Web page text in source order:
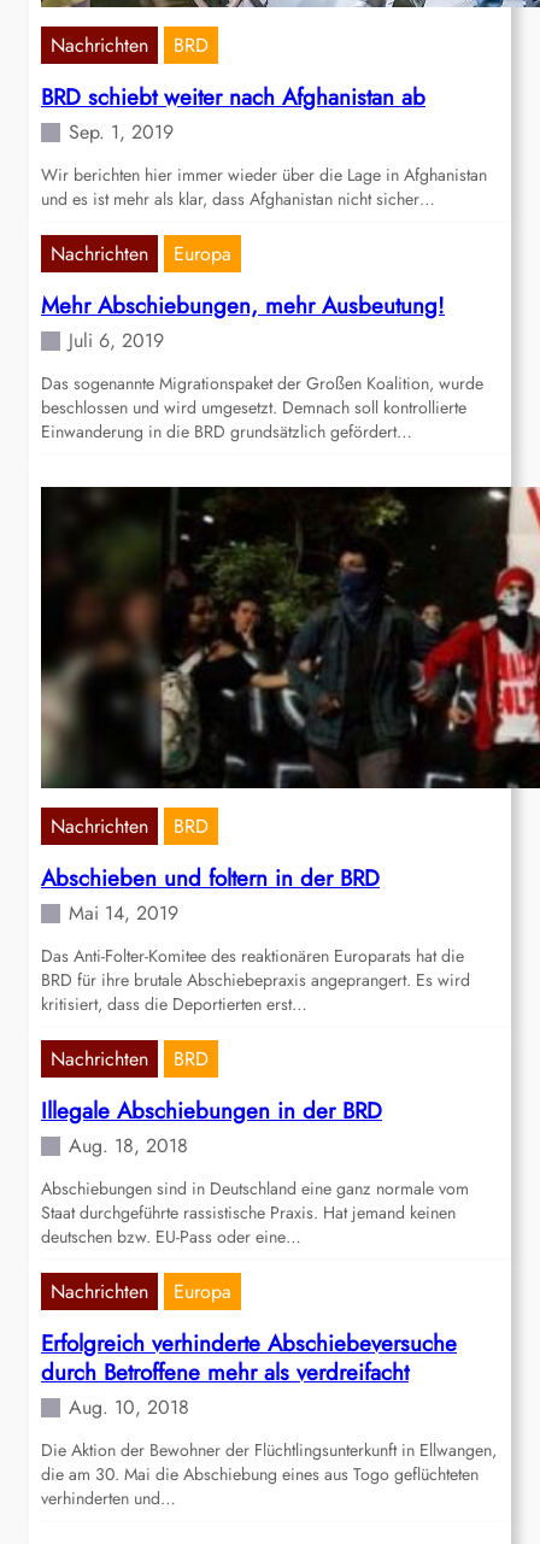
Nachrichten BRD
BRD schiebt weiter nach Afghanistan ab
Sep. 1, 2019
Wir berichten hier immer wieder über die Lage in Afghanistan
und es ist mehr als klar, dass Afghanistan nicht sicher…
Nachrichten Europa
Mehr Abschiebungen, mehr Ausbeutung!
Juli 6, 2019
Das sogenannte Migrationspaket der Großen Koalition, wurde
beschlossen und wird umgesetzt. Demnach soll kontrollierte
Einwanderung in die BRD grundsätzlich gefördert…
Nachrichten BRD
Abschieben und foltern in der BRD
Mai 14, 2019
Das Anti-Folter-Komitee des reaktionären Europarats hat die
BRD für ihre brutale Abschiebepraxis angeprangert. Es wird
kritisiert, dass die Deportierten erst…
Nachrichten BRD
Illegale Abschiebungen in der BRD
Aug. 18, 2018
Abschiebungen sind in Deutschland eine ganz normale vom
Staat durchgeführte rassistische Praxis. Hat jemand keinen
deutschen bzw. EU-Pass oder eine…
Nachrichten Europa
Erfolgreich verhinderte Abschiebeversuche
durch Betroffene mehr als verdreifacht
Aug. 10, 2018
Die Aktion der Bewohner der Flüchtlingsunterkunft in Ellwangen,
die am 30. Mai die Abschiebung eines aus Togo geflüchteten
verhinderten und…